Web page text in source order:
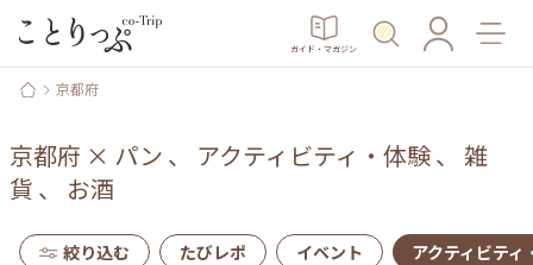
ガイド・マガジン
京都府
京都府 × パン 、 アクティビティ・体験、 雑
貨 、 お酒
絞り込む たびレポ イベント アクティビティ